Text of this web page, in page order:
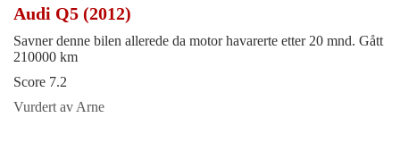
Audi Q5 (2012)
Savner denne bilen allerede da motor havarerte etter 20 mnd. Gått
210000 km
Score 7.2
Vurdert av Arne